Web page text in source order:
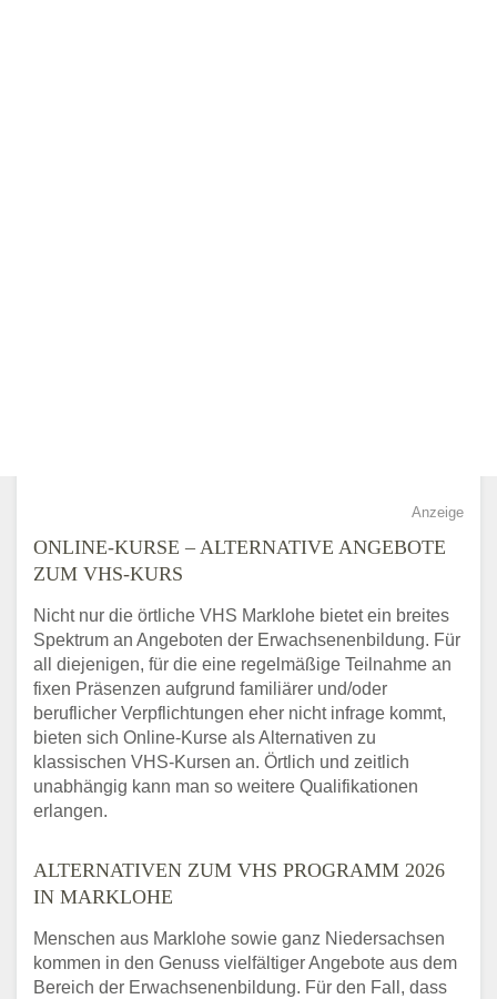
Anzeige
ONLINE-KURSE – ALTERNATIVE ANGEBOTE
ZUM VHS-KURS
Nicht nur die örtliche VHS Marklohe bietet ein breites
Spektrum an Angeboten der Erwachsenenbildung. Für
all diejenigen, für die eine regelmäßige Teilnahme an
fixen Präsenzen aufgrund familiärer und/oder
beruflicher Verpflichtungen eher nicht infrage kommt,
bieten sich Online-Kurse als Alternativen zu
klassischen VHS-Kursen an. Örtlich und zeitlich
unabhängig kann man so weitere Qualifikationen
erlangen.
ALTERNATIVEN ZUM VHS PROGRAMM 2026
IN MARKLOHE
Menschen aus Marklohe sowie ganz Niedersachsen
kommen in den Genuss vielfältiger Angebote aus dem
Bereich der Erwachsenenbildung. Für den Fall, dass